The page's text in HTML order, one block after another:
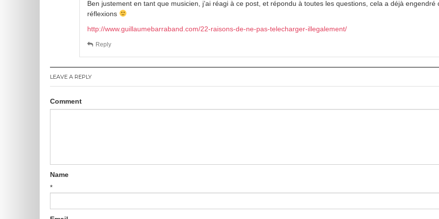
Ben justement en tant que musicien, j’ai réagi à ce post, et répondu à toutes les questions, cela a déjà engendré
réflexions
http://www.guillaumebarraband.com/22-raisons-de-ne-pas-telecharger-illegalement/
Reply
LEAVE A REPLY
Comment
Name
*